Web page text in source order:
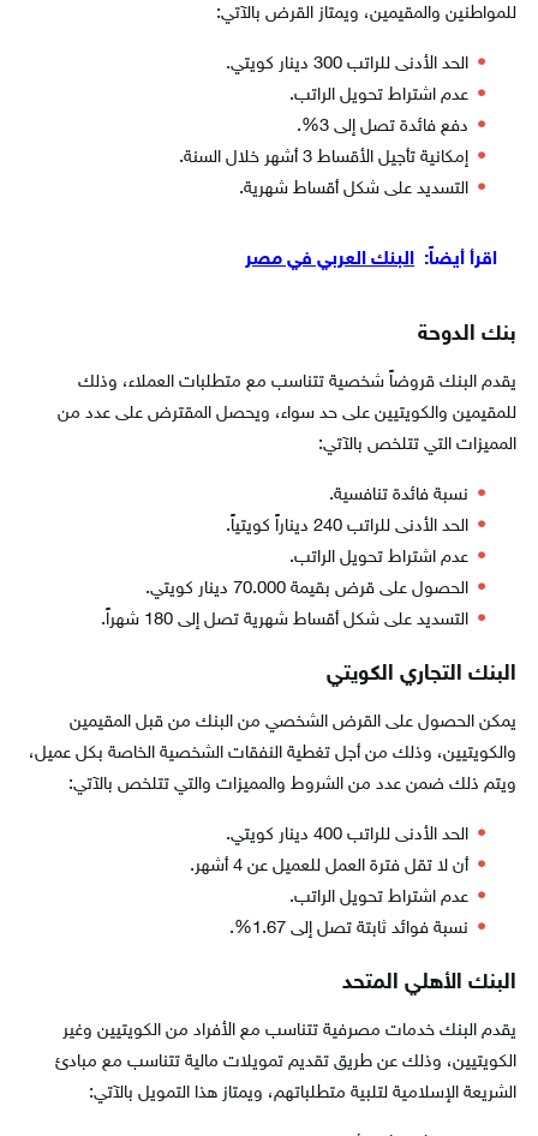
للمواطنين والمقيمين، ويمتاز القرض بالآتي:
الحد الأدنى للراتب 300 دينار كويتي.
عدم اشتراط تحويل الراتب.
دفع فائدة تصل إلى 3%.
إمكانية تأجيل الأقساط 3 أشهر خلال السنة.
التسديد على شكل أقساط شهرية.
اقرأ أيضاً: البنك العربي في مصر
بنك الدوحة
يقدم البنك قروضاً شخصية تتناسب مع متطلبات العملاء، وذلك
للمقيمين والكويتيين على حد سواء، ويحصل المقترض على عدد من
المميزات التي تتلخص بالآتي:
نسبة فائدة تنافسية.
الحد الأدنى للراتب 240 ديناراً كويتياً.
عدم اشتراط تحويل الراتب.
الحصول على قرض بقيمة 70.000 دينار كويتي.
التسديد على شكل أقساط شهرية تصل إلى 180 شهراً.
البنك التجاري الكويتي
يمكن الحصول على القرض الشخصي من البنك من قبل المقيمين
والكويتيين، وذلك من أجل تغطية النفقات الشخصية الخاصة بكل عميل،
ويتم ذلك ضمن عدد من الشروط والمميزات والتي تتلخص بالآتي:
الحد الأدنى للراتب 400 دينار كويتي.
أن لا تقل فترة العمل للعميل عن 4 أشهر.
عدم اشتراط تحويل الراتب.
نسبة فوائد ثابتة تصل إلى 1.67%.
البنك الأهلي المتحد
يقدم البنك خدمات مصرفية تتناسب مع الأفراد من الكويتيين وغير
الكويتيين، وذلك عن طريق تقديم تمويلات مالية تتناسب مع مبادئ
الشريعة الإسلامية لتلبية متطلباتهم، ويمتاز هذا التمويل بالآتي: